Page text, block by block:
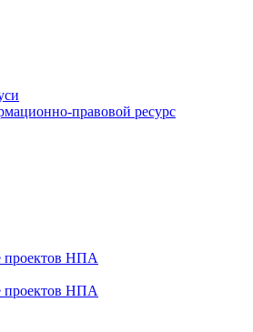
правовой ресурс
проектов НПА
проектов НПА